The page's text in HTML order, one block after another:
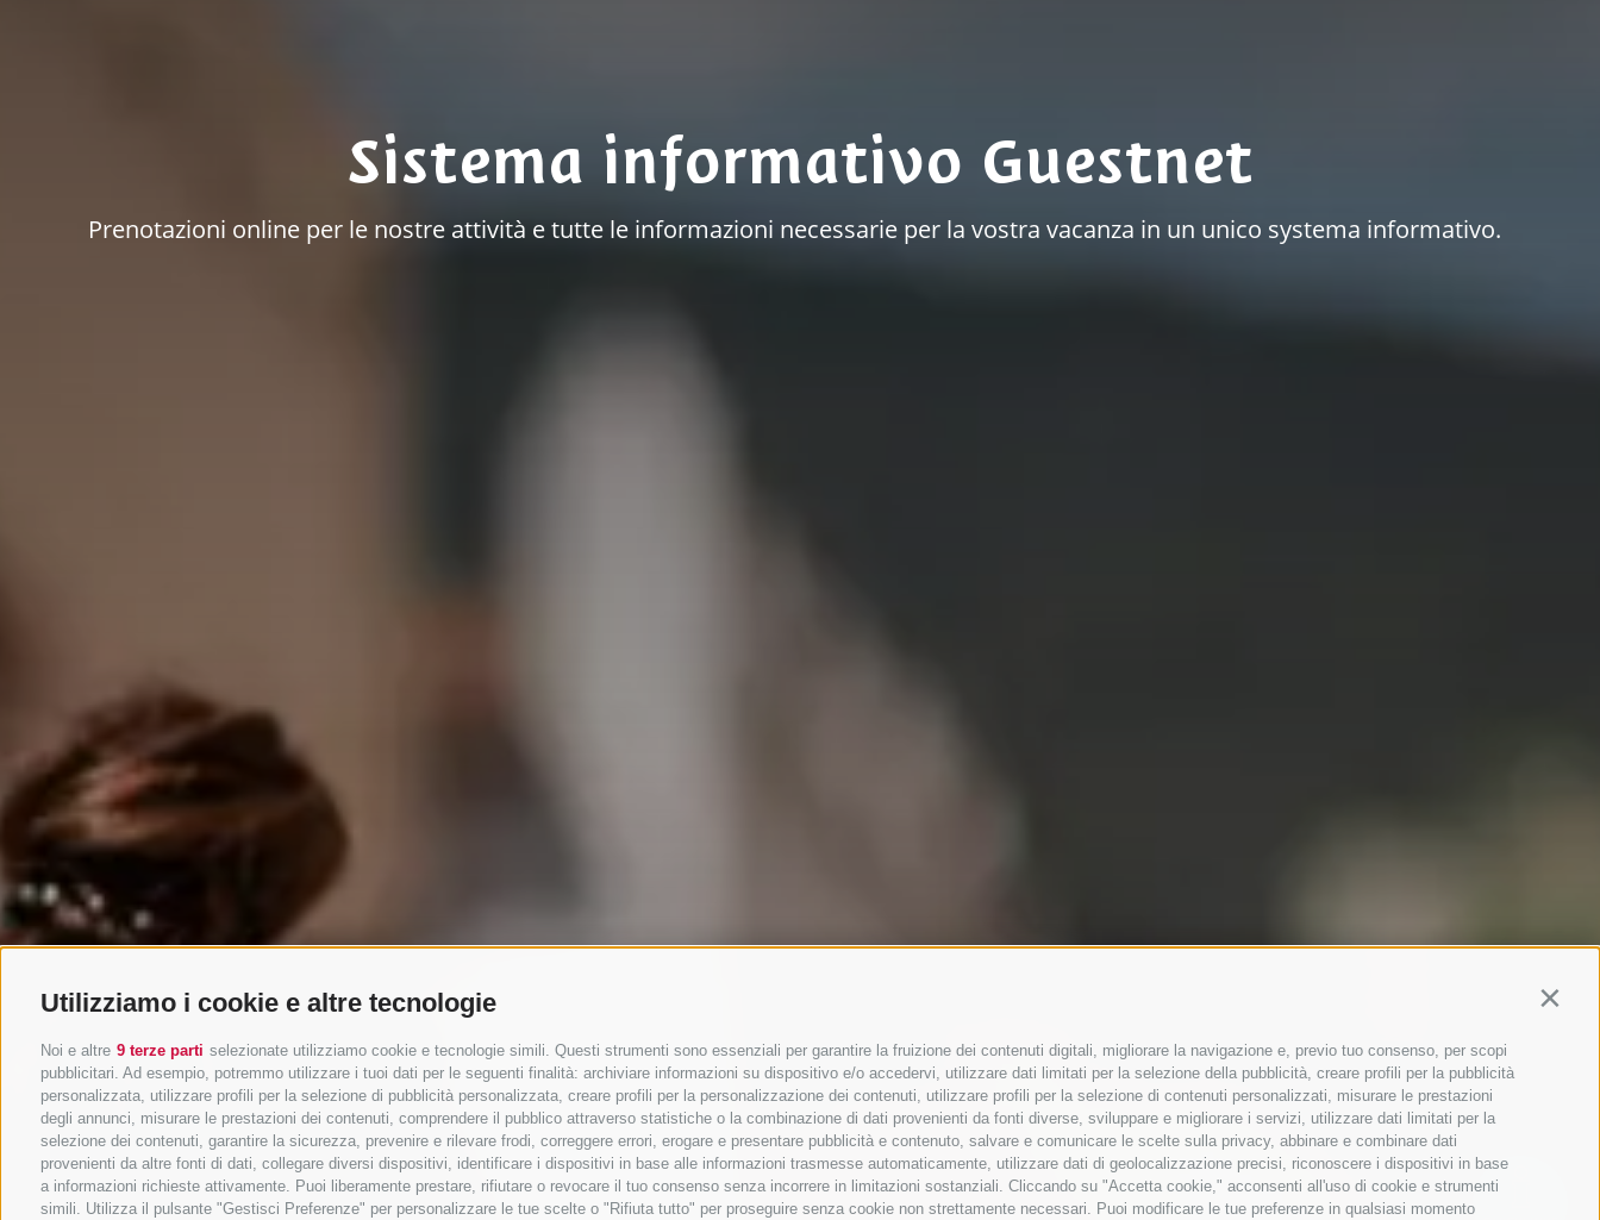
Utilizziamo i cookie e altre tecnologie
Noi e altre 9 terze parti selezionate utilizziamo cookie e tecnologie simili. Questi strumenti sono essenziali per garantire la fruizione dei contenuti digitali, migliorare la navigazione e, previo tuo consenso, per scopi
pubblicitari. Ad esempio, potremmo utilizzare i tuoi dati per le seguenti finalità: archiviare informazioni su dispositivo e/o accedervi, utilizzare dati limitati per la selezione della pubblicità, creare profili per la pubblicità
personalizzata, utilizzare profili per la selezione di pubblicità personalizzata, creare profili per la personalizzazione dei contenuti, utilizzare profili per la selezione di contenuti personalizzati, misurare le prestazioni
degli annunci, misurare le prestazioni dei contenuti, comprendere il pubblico attraverso statistiche o la combinazione di dati provenienti da fonti diverse, sviluppare e migliorare i servizi, utilizzare dati limitati per la
selezione dei contenuti, garantire la sicurezza, prevenire e rilevare frodi, correggere errori, erogare e presentare pubblicità e contenuto, salvare e comunicare le scelte sulla privacy, abbinare e combinare dati
provenienti da altre fonti di dati, collegare diversi dispositivi, identificare i dispositivi in base alle informazioni trasmesse automaticamente, utilizzare dati di geolocalizzazione precisi, riconoscere i dispositivi in base
a informazioni richieste attivamente. Puoi liberamente prestare, rifiutare o revocare il tuo consenso senza incorrere in limitazioni sostanziali. Cliccando su "Accetta cookie," acconsenti all'uso di cookie e strumenti
simili. Utilizza il pulsante "Gestisci Preferenze" per personalizzare le tue scelte o "Rifiuta tutto" per proseguire senza cookie non strettamente necessari. Puoi modificare le tue preferenze in qualsiasi momento
Sistema informativo Guestnet
Prenotazioni online per le nostre attività e tutte le informazioni necessarie per la vostra vacanza in un unico systema informativo.